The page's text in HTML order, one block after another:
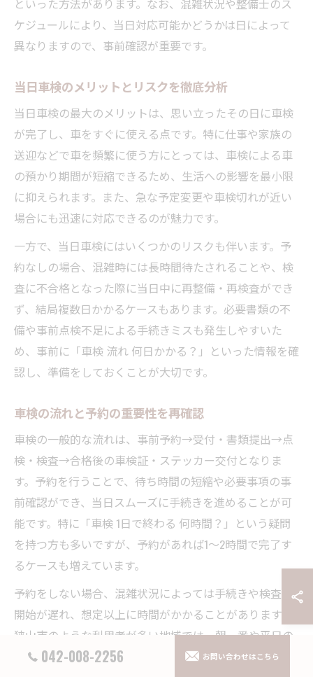
ケジュールにより、当日対応可能かどうかは日によって
異なりますので、事前確認が重要です。
当日車検のメリットとリスクを徹底分析
当日車検の最大のメリットは、思い立ったその日に車検
が完了し、車をすぐに使える点です。特に仕事や家族の
送迎などで車を頻繁に使う方にとっては、車検による車
の預かり期間が短縮できるため、生活への影響を最小限
に抑えられます。また、急な予定変更や車検切れが近い
場合にも迅速に対応できるのが魅力です。
一方で、当日車検にはいくつかのリスクも伴います。予
約なしの場合、混雑時には長時間待たされることや、検
査に不合格となった際に当日中に再整備・再検査ができ
ず、結局複数日かかるケースもあります。必要書類の不
備や事前点検不足による手続きミスも発生しやすいた
め、事前に「車検 流れ 何日かかる？」といった情報を確
認し、準備をしておくことが大切です。
車検の流れと予約の重要性を再確認
車検の一般的な流れは、事前予約→受付・書類提出→点
検・検査→合格後の車検証・ステッカー交付となりま
す。予約を行うことで、待ち時間の短縮や必要事項の事
前確認ができ、当日スムーズに手続きを進めることが可
能です。特に「車検 1日で終わる 何時間？」という疑問
を持つ方も多いですが、予約があれば1〜2時間で完了す
るケースも増えています。
予約をしない場合、混雑状況によっては手続きや検査の
開始が遅れ、想定以上に時間がかかることがあります。
狭山市のような利用者が多い地域では、朝一番や平日の
予約枠を活用することで、より効率的に車検を終えるこ
042-008-2256 お問い合わせはこちら